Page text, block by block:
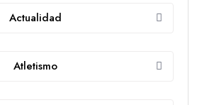
Actualidad
Atletismo